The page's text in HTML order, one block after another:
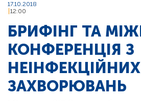
17.10.2018
12:00
БРИФІНГ ТА
КОНФЕРЕНЦІЯ З
НЕІНФЕКЦІЙНИХ
ЗАХВОРЮВАНЬ